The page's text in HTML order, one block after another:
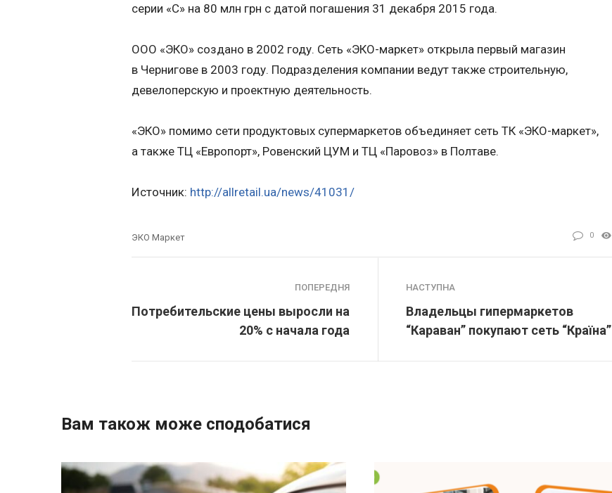
серии «С» на 80 млн грн с датой погашения 31 декабря 2015 года.
ООО «ЭКО» создано в 2002 году. Сеть «ЭКО-маркет» открыла первый магазин
в Чернигове в 2003 году. Подразделения компании ведут также строительную,
девелоперскую и проектную деятельность.
«ЭКО» помимо сети продуктовых супермаркетов объединяет сеть ТК «ЭКО-маркет»,
а также ТЦ «Европорт», Ровенский ЦУМ и ТЦ «Паровоз» в Полтаве.
Источник: http://allretail.ua/news/41031/
ЭКО Маркет 0
ПОПЕРЕДНЯ
Потребительские цены выросли на
20% с начала года
НАСТУПНА
Владельцы гипермаркетов
“Караван” покупают сеть “Країна”
Вам також може сподобатися